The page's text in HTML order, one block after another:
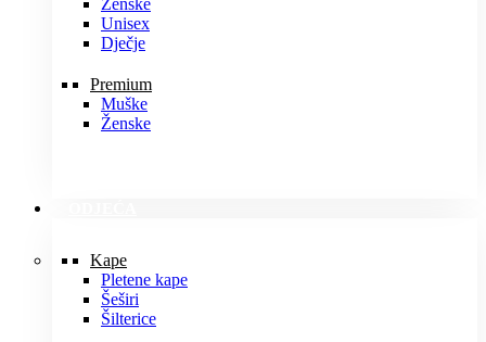
Ženske
Unisex
Dječje
Premium
Muške
Ženske
Kape
Pletene kape
Šeširi
Šilterice